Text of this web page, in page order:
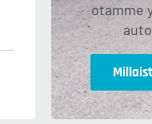
otamme